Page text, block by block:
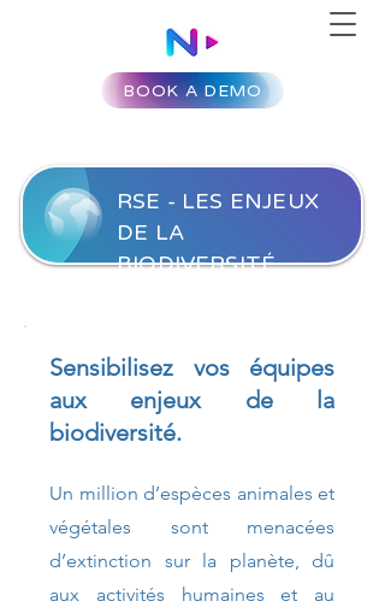
BOOK A DEMO
RSE - LES ENJEUX
DE LA
BIODIVERSITÉ
Sensibilisez vos équipes
aux enjeux de la
biodiversité.
Un million d’espèces animales et
végétales sont menacées
d’extinction sur la planète, dû
aux activités humaines et au